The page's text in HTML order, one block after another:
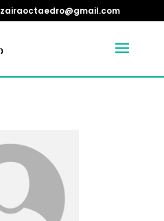
zairaoctaedro@gmail.com